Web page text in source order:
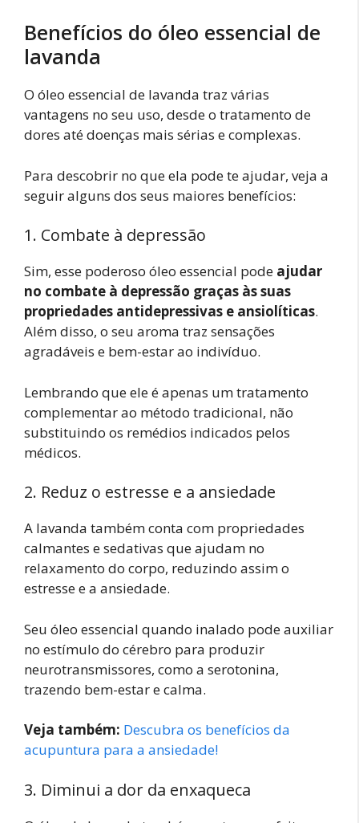
Benefícios do óleo essencial de
lavanda
O óleo essencial de lavanda traz várias
vantagens no seu uso, desde o tratamento de
dores até doenças mais sérias e complexas.
Para descobrir no que ela pode te ajudar, veja a
seguir alguns dos seus maiores benefícios:
1. Combate à depressão
Sim, esse poderoso óleo essencial pode ajudar
no combate à depressão graças às suas
propriedades antidepressivas e ansiolíticas.
Além disso, o seu aroma traz sensações
agradáveis e bem-estar ao indivíduo.
Lembrando que ele é apenas um tratamento
complementar ao método tradicional, não
substituindo os remédios indicados pelos
médicos.
2. Reduz o estresse e a ansiedade
A lavanda também conta com propriedades
calmantes e sedativas que ajudam no
relaxamento do corpo, reduzindo assim o
estresse e a ansiedade.
Seu óleo essencial quando inalado pode auxiliar
no estímulo do cérebro para produzir
neurotransmissores, como a serotonina,
trazendo bem-estar e calma.
Veja também: Descubra os benefícios da
acupuntura para a ansiedade!
3. Diminui a dor da enxaqueca